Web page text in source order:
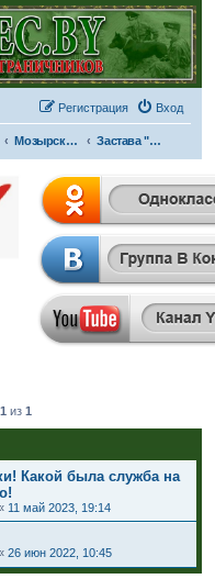
Вход
Регистрация
Мозырский пограничный отряд Застава "Боровое"
1 из1
Какой была служба на
11 май 2023, 19:14
26 июн 2022, 10:45